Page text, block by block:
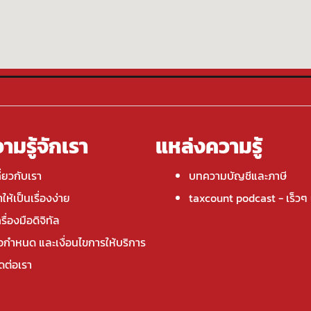
มรู้จักเรา
วกับเรา
ห้เป็นเรื่องง่าย
รื่องมือดิจิทัล
ำหนด และเงื่อนไขการให้บริการ
อเรา
แหล่งความรู้
บทความบัญชีและภาษี
taxcount podcast- เร็ว